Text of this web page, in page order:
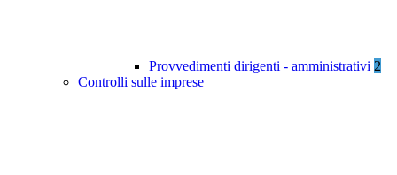
Provvedimenti dirigenti - amministrativi 2
Controlli sulle imprese